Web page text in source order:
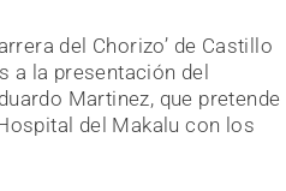
del Chorizo’ de Castillo
a la presentación del
Martinez, que pretende
del Makalu con los